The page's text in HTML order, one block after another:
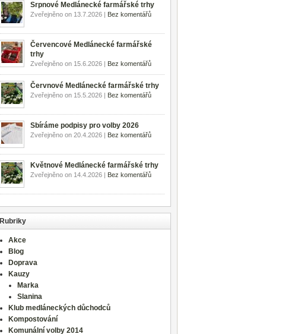
Srpnové Medlánecké farmářské trhy
Zveřejněno on 13.7.2026 | Bez komentářů
Červencové Medlánecké farmářské
trhy
Zveřejněno on 15.6.2026 | Bez komentářů
Červnové Medlánecké farmářské trhy
Zveřejněno on 15.5.2026 | Bez komentářů
Sbíráme podpisy pro volby 2026
Zveřejněno on 20.4.2026 | Bez komentářů
Květnové Medlánecké farmářské trhy
Zveřejněno on 14.4.2026 | Bez komentářů
Rubriky
Akce
Blog
Doprava
Kauzy
Marka
Slanina
Klub medláneckých důchodců
Kompostování
Komunální volby 2014